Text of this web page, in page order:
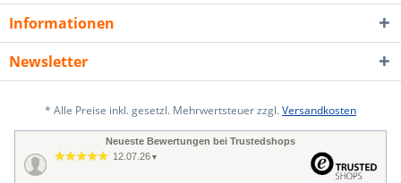
Informationen
Newsletter
* Alle Preise inkl. gesetzl. Mehrwertsteuer zzgl.Versandkosten
Neueste Bewertungen bei Trustedshops
12.07.26 ▼